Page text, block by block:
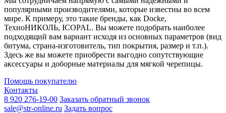
популярными производителями, которые известны во всем
мире. К примеру, это такие бренды, как Docke,
ТехноНИКОЛЬ, ICOPAL. Вы можете подобрать наиболее
подходящий вам вариант исходя из основных параметров (вид
битума, страна-изготовитель, тип покрытия, размер и т.п.).
Здесь же вы можете приобрести выгодно сопутствующие
аксессуары и доборные материалы для мягкой черепицы.
Помощь покупателю
Контакты
8 920 276-19-00 Заказать обратный звонок
sale@str-online.ru Задать вопрос